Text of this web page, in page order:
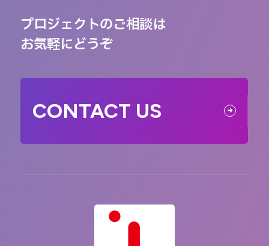
プロジェクトのご相談は
お気軽にどうぞ
CONTACT US